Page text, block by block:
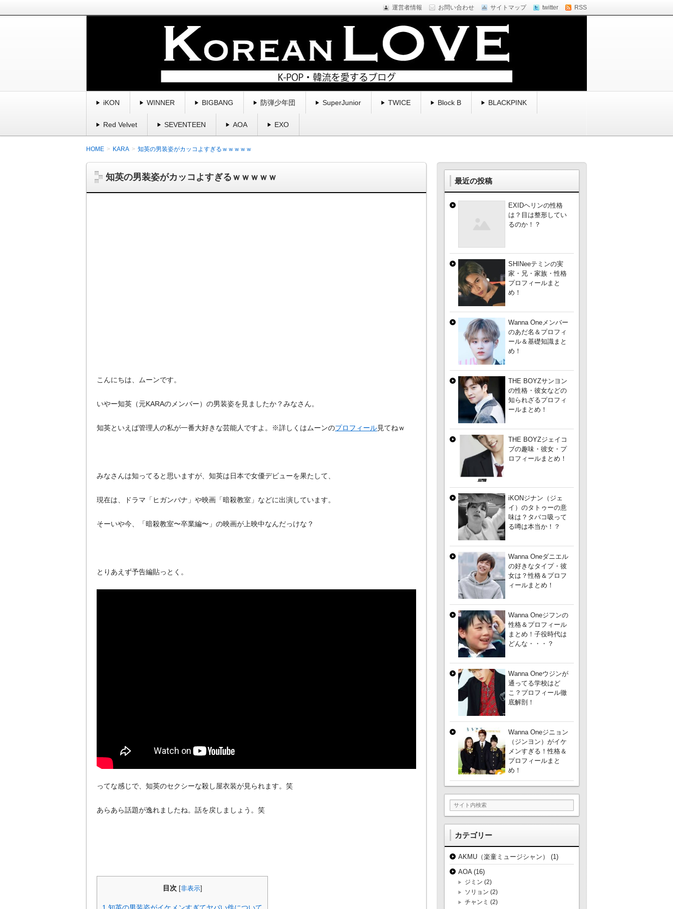
運営者情報 お問い合わせ サイトマップ twitter RSS
K-POP・韓国を愛する | コリアンラブ
曲・スキャンダル・魅力を紹介していくブログ。
iKON WINNER BIGBANG 防弾少年団 SuperJunior TWICE Block B BLACKPINK
Red Velvet SEVENTEEN AOA EXO
HOME KARA 知英の男装姿がカッコよすぎるｗｗｗｗｗ
知英の男装姿がカッコよすぎるｗｗｗｗｗ
こんにちは、ムーンです。
いやー知英（元KARAのメンバー）の男装姿を見ましたか？みなさん。
知英といえば管理人の私が一番大好きな芸能人ですよ。※詳しくはムーンのプロフィール見てねｗ
みなさんは知ってると思いますが、知英は日本で女優デビューを果たして、
現在は、ドラマ「ヒガンバナ」や映画「暗殺教室」などに出演しています。
そーいや今、「暗殺教室〜卒業編〜」の映画が上映中なんだっけな？
とりあえず予告編貼っとく。
ってな感じで、知英のセクシーな殺し屋衣装が見られます。笑
あらあら話題が逸れましたね。話を戻しましょう。笑
目次 [非表示]
最近の投稿
EXIDヘリンの性格
は？目は整形してい
るのか！？
SHINeeテミンの実
家・兄・家族・性格
プロフィールまと
め！
Wanna Oneメンバー
のあだ名＆プロフィ
ール＆基礎知識まと
め！
THE BOYZサンヨン
の性格・彼女などの
知られざるプロフィ
ールまとめ！
THE BOYZジェイコ
ブの趣味・彼女・プ
ロフィールまとめ！
iKONジナン（ジェ
イ）のタトゥーの意
味は？タバコ吸って
る噂は本当か！？
Wanna Oneダニエル
の好きなタイプ・彼
女は？性格＆プロフ
ィールまとめ！
Wanna Oneジフンの
性格＆プロフィール
まとめ！子役時代は
どんな・・・？
Wanna Oneウジンが
通ってる学校はど
こ？プロフィール徹
底解剖！
Wanna Oneジニョン
（ジンヨン）がイケ
メンすぎる！性格＆
プロフィールまと
め！
カテゴリー
AKMU（楽童ミュージシャン）
(1)
AOA(16)
ジミン (2)
ソリョン (2)
チャンミ (2)